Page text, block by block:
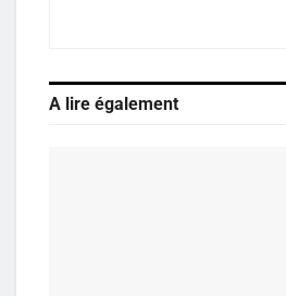
A lire également